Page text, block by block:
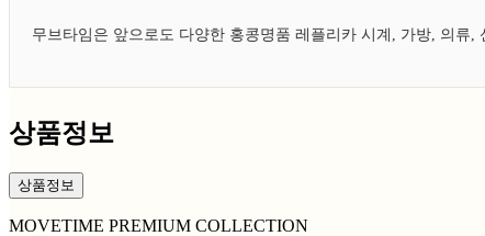
무브타임은 앞으로도 다양한 홍콩명품 레플리카 시계, 가방, 의류
상품정보
상품정보
MOVETIME PREMIUM COLLECTION